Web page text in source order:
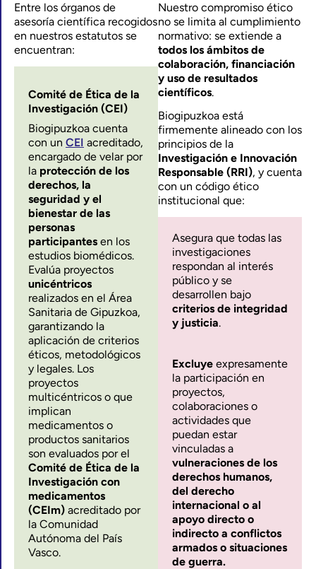
Entre los órganos de
asesoría científica recogidos
en nuestros estatutos se
encuentran:
Comité de Ética de la
Investigación (CEI)
Biogipuzkoa cuenta
con un CEI acreditado,
encargado de velar por
la protección de los
derechos, la
seguridad y el
bienestar de las
personas
participantes en los
estudios biomédicos.
Evalúa proyectos
unicéntricos
realizados en el Área
Sanitaria de Gipuzkoa,
garantizando la
aplicación de criterios
éticos, metodológicos
y legales. Los
proyectos
multicéntricos o que
implican
medicamentos o
productos sanitarios
son evaluados por el
Comité de Ética de la
Investigación con
medicamentos
(CEIm) acreditado por
la Comunidad
Autónoma del País
Vasco.
Nuestro compromiso ético
no se limita al cumplimiento
normativo: se extiende a
todos los ámbitos de
colaboración, financiación
y uso de resultados
científicos.
Biogipuzkoa está
firmemente alineado con los
principios de la
Investigación e Innovación
Responsable (RRI), y cuenta
con un código ético
institucional que:
Asegura que todas las
investigaciones
respondan al interés
público y se
desarrollen bajo
criterios de integridad
y justicia.
Excluye expresamente
la participación en
proyectos,
colaboraciones o
actividades que
puedan estar
vinculadas a
vulneraciones de los
derechos humanos,
del derecho
internacional o al
apoyo directo o
indirecto a conflictos
armados o situaciones
de guerra.